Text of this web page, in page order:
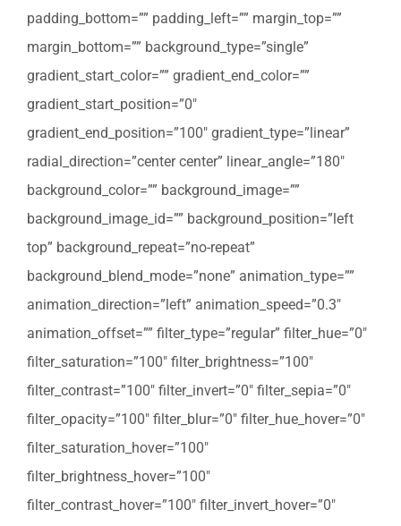
padding_bottom=”” padding_left=”” margin_top=””
margin_bottom=”” background_type=”single”
gradient_start_color=”” gradient_end_color=””
gradient_start_position=”0″
gradient_end_position=”100″ gradient_type=”linear”
radial_direction=”center center” linear_angle=”180″
background_color=”” background_image=””
background_image_id=”” background_position=”left
top” background_repeat=”no-repeat”
background_blend_mode=”none” animation_type=””
animation_direction=”left” animation_speed=”0.3″
animation_offset=”” filter_type=”regular” filter_hue=”0″
filter_saturation=”100″ filter_brightness=”100″
filter_contrast=”100″ filter_invert=”0″ filter_sepia=”0″
filter_opacity=”100″ filter_blur=”0″ filter_hue_hover=”0″
filter_saturation_hover=”100″
filter_brightness_hover=”100″
filter_contrast_hover=”100″ filter_invert_hover=”0″